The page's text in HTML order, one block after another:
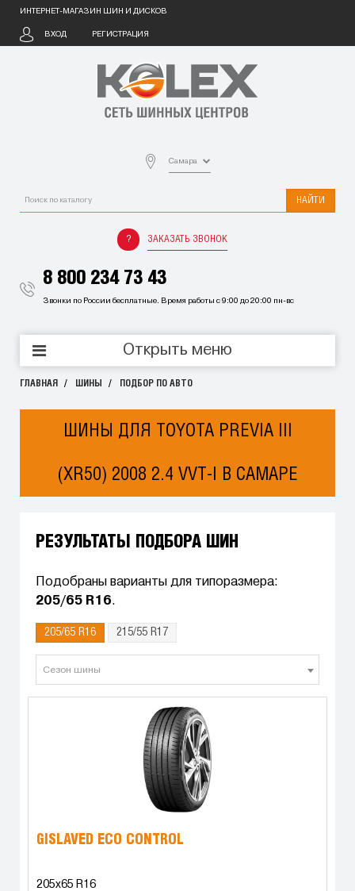
ИНТЕРНЕТ-МАГАЗИН ШИН И ДИСКОВ
ВХОД РЕГИСТРАЦИЯ
Самара
НАЙТИ
ЗАКАЗАТЬ ЗВОНОК
8 800 234 73 43
Звонки по России бесплатные. Время работы с 9:00 до 20:00 пн-вс
Открыть меню
ГЛАВНАЯ ШИНЫ ПОДБОР ПО АВТО
ШИНЫ ДЛЯ TOYOTA PREVIA III
(XR50) 2008 2.4 VVT-I В САМАРЕ
РЕЗУЛЬТАТЫ ПОДБОРА ШИН
Подобраны варианты для типоразмера:
205/65 R16.
205/65 R16 215/55 R17
Сезон шины
GISLAVED ECO CONTROL
205x65 R16